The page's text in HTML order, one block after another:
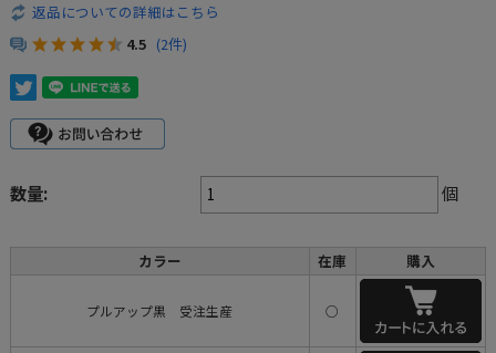
返品についての詳細はこちら
4.5 (2件)
数量: 個
カラー 在庫 購入
プルアップ黒 受注生産 ○